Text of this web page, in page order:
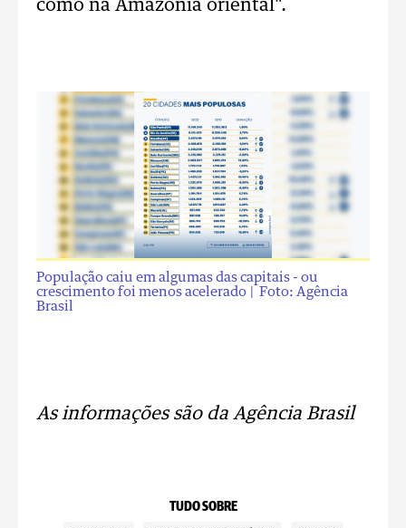
como na Amazônia oriental".
População caiu em algumas das capitais - ou
crescimento foi menos acelerado
| Foto: Agência
Brasil
As informações são da Agência Brasil
TUDO SOBRE